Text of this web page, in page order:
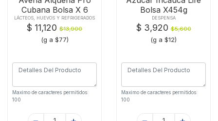
Cubana Bolsa X 6
180g
LÁCTEOS, HUEVOS Y REFRIGERADOS
$ 11,120 $13,900
(g a $77)
Maximo de caracteres permitidos:
100
Bolsa X454g
DESPENSA
$ 3,920$5,600
(g a $12)
Maximo de caracteres permitidos:
100